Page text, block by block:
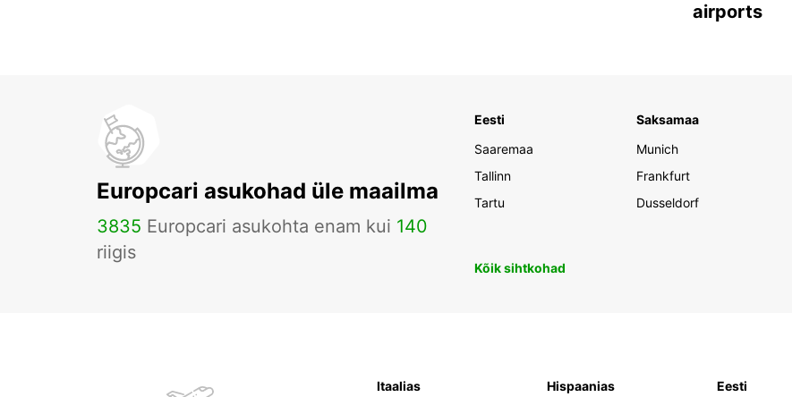
airports
Europcari asukohad üle maailma
3835 Europcari asukohta enam kui 140
riigis
Eesti
Saaremaa
Tallinn
Tartu
Saksamaa
Munich
Frankfurt
Dusseldorf
Kõik sihtkohad
Itaalias
Hispaanias
Eesti